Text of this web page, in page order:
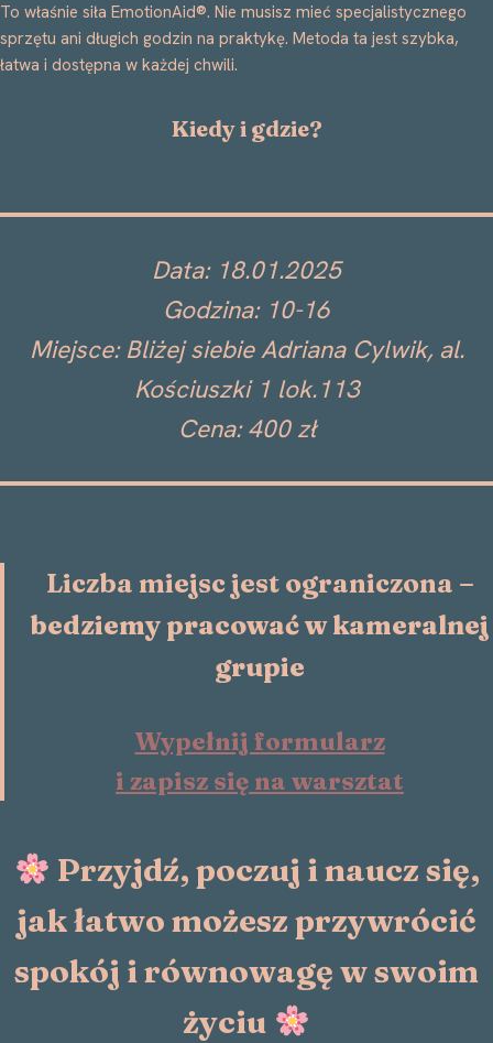
To właśnie siła EmotionAid®. Nie musisz mieć specjalistycznego
sprzętu ani długich godzin na praktykę. Metoda ta jest szybka,
łatwa i dostępna w każdej chwili.
Kiedy i gdzie?
Data: 18.01.2025
Godzina: 10-16
Miejsce: Bliżej siebie Adriana Cylwik, al.
Kościuszki 1 lok.113
Cena: 400 zł
Liczba miejsc jest ograniczona –
bedziemy pracować w kameralnej
grupie
Wypełnij formularz
i zapisz się na warsztat
Przyjdź, poczuj i naucz się,
jak łatwo możesz przywrócić
spokój i równowagę w swoim
życiu